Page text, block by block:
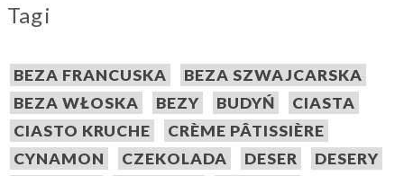
Tagi
BEZA FRANCUSKA
BEZA SZWAJCARSKA
BEZA WŁOSKA
BEZY BUDYŃ
CIASTA
CIASTO KRUCHE
CRÈME PÂTISSIÈRE
CYNAMON
CZEKOLADA DESER
DESERY